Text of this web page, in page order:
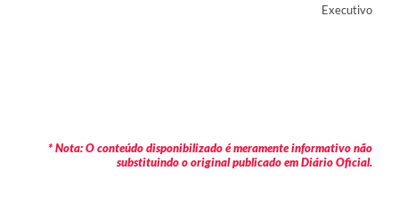
Executivo
* Nota: O conteúdo disponibilizado é meramente informativo não
substituindo o original publicado em Diário Oficial.